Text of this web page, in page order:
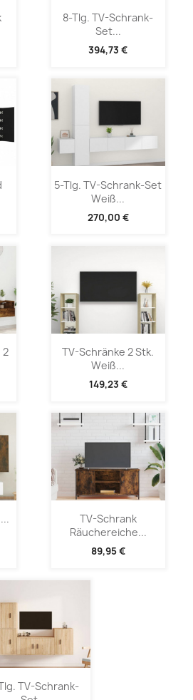
8-Tlg. TV-Schrank-
Set...
394,73 €
5-Tlg. TV-Schrank-Set
Weiß...
270,00 €
2
TV-Schränke 2 Stk.
Weiß...
149,23 €
TV-Schrank
Räuchereiche...
89,95 €
TV-Schrank-